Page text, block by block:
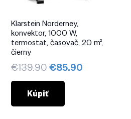
Klarstein Norderney,
konvektor, 1000 W,
termostat, časovač, 20 m²,
čierny
€139.90Pôvodná
cena
€139.90.
€85.90
Kúpiť